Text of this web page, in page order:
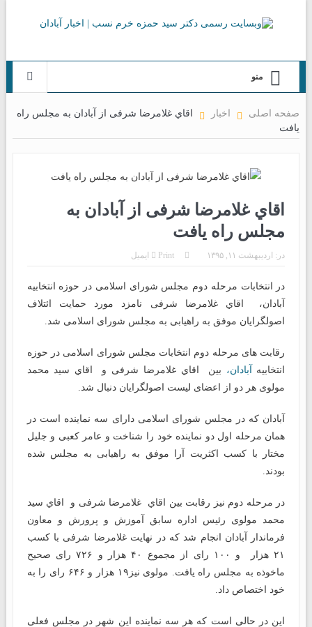
منو
صفحه اصلی اخبار
اقاي غلامرضا شرفی از آبادان به مجلس راه
یافت
اقاي غلامرضا شرفی از آبادان به
مجلس راه یافت
در: اردیبهشت ۱۱, ۱۳۹۵ Print ایمیل
در انتخابات مرحله دوم مجلس شورای اسلامی در حوزه انتخابیه
آبادان، اقاي غلامرضا شرفی نامزد مورد حمایت ائتلاف
اصولگرایان موفق به راهیابی به مجلس شورای اسلامی شد.
رقابت های مرحله دوم انتخابات مجلس شورای اسلامی در حوزه
انتخابیه
آبادان، بین اقاي غلامرضا شرفی و اقاي سید محمد
مولوی هر دو از اعضای لیست اصولگرایان دنبال شد.
آبادان که در مجلس شورای اسلامی دارای سه نماینده است در
همان مرحله اول دو نماینده خود را شناخت و عامر کعبی و جلیل
مختار با کسب اکثریت آرا موفق به راهیابی به مجلس شده
بودند.
در مرحله دوم نیز رقابت بین اقاي غلامرضا شرفی و اقاي سید
محمد مولوی رئیس اداره سابق آموزش و پرورش و معاون
فرماندار آبادان انجام شد که در نهایت غلامرضا شرفی با کسب
۲۱ هزار و ۱۰۰ رای از مجموع ۴۰ هزار و ۷۲۶ رای صحیح
ماخوذه به مجلس راه یافت. مولوی نیز۱۹ هزار و ۶۴۶ رای را به
خود اختصاص داد.
این در حالی است که هر سه نماینده این شهر در مجلس فعلی